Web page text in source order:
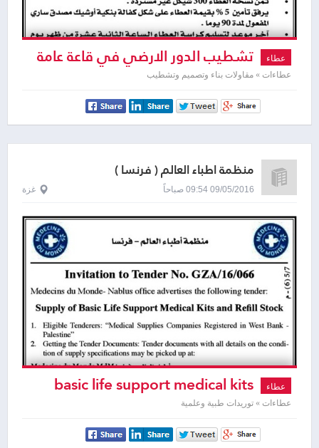
عطاء تشطيب الدور الارضي في قاعة عامة
عطاءات » مقاولات بناء وتصميم وتشطيب
منظمة اطباء العالم ( فرنسا )
09/05/2016 09:54 صباحاً غزة
عطاء basic life support medical kits
and refill stock
عطاءات » توريدات طبية وعلمية